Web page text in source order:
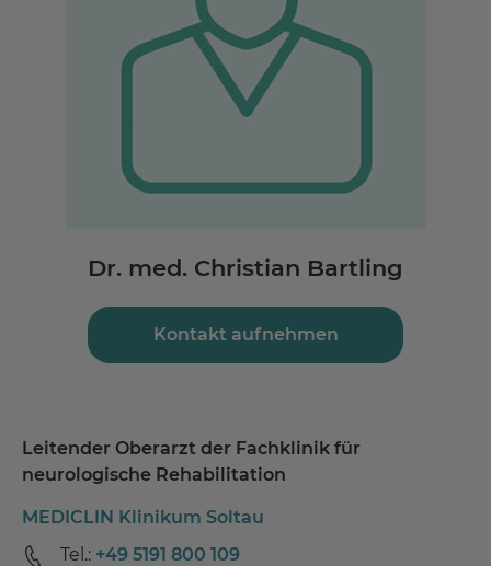
Dr. med. Christian Bartling
Kontakt aufnehmen
Leitender Oberarzt der Fachklinik für
neurologische Rehabilitation
MEDICLIN Klinikum Soltau
Tel.: +49 5191 800 109